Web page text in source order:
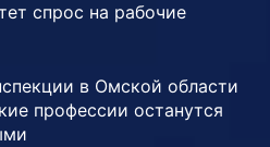
спрос на рабочие
в Омской области
профессии останутся